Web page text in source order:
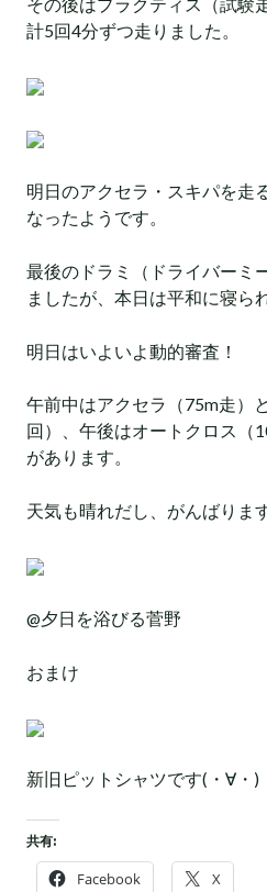
その後はプラクティス（試験
計5回4分ずつ走りました。
明日のアクセラ・スキパを走
なったようです。
最後のドラミ（ドライバーミ
ましたが、本日は平和に寝ら
明日はいよいよ動的審査！
午前中はアクセラ（75m走）
回）、午後はオートクロス（
があります。
天気も晴れだし、がんばりま
@夕日を浴びる菅野
おまけ
新旧ピットシャツです(・∀・)
共有:
Facebook X